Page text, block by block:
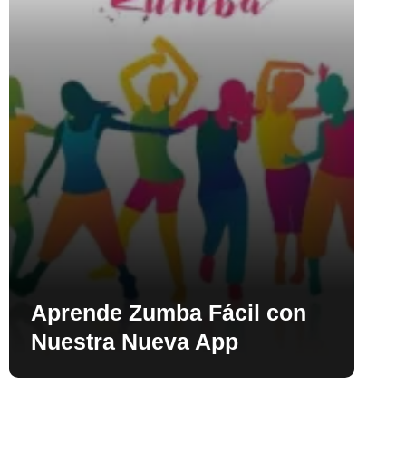
Aprende Zumba Fácil con
Nuestra Nueva App